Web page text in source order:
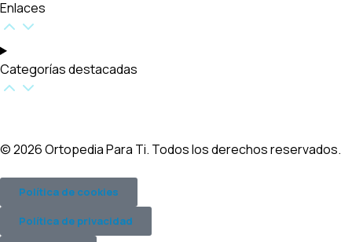
Enlaces
Categorías destacadas​
© 2026 Ortopedia Para Ti. Todos los derechos reservados.
Política de cookies
Política de privacidad